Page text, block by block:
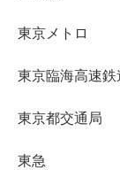
東京メトロ
東京臨海高速鉄
東京都交通局
東急